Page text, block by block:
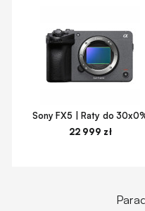
Sony FX5 | Raty do
22 999 zł